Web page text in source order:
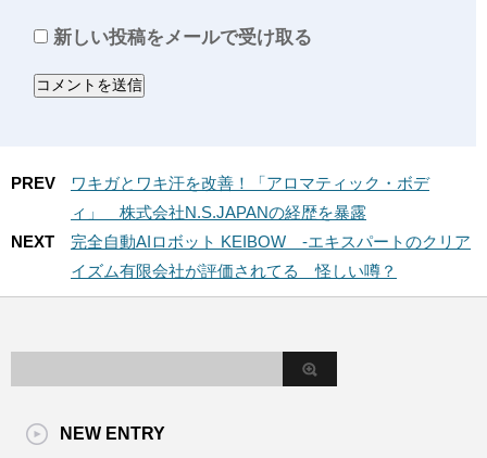
新しい投稿をメールで受け取る
PREV
ワキガとワキ汗を改善！「アロマティック・ボデ
ィ」 株式会社N.S.JAPANの経歴を暴露
NEXT
完全自動AIロボット KEIBOW -エキスパートのクリア
イズム有限会社が評価されてる 怪しい噂？
NEW ENTRY